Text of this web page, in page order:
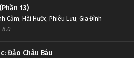
13)
Cảm, Hài Hước, Phiêu Lưu, Gia Đình
8.0
Đảo Châu Báu